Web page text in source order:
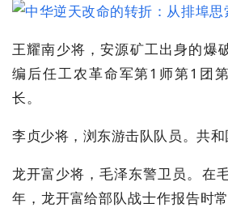
王耀南少将，安源矿工出身的爆
编后任工农革命军第1师第1团
长。
李贞少将，浏东游击队队员。共和
龙开富少将，毛泽东警卫员。在
年，龙开富给部队战士作报告时